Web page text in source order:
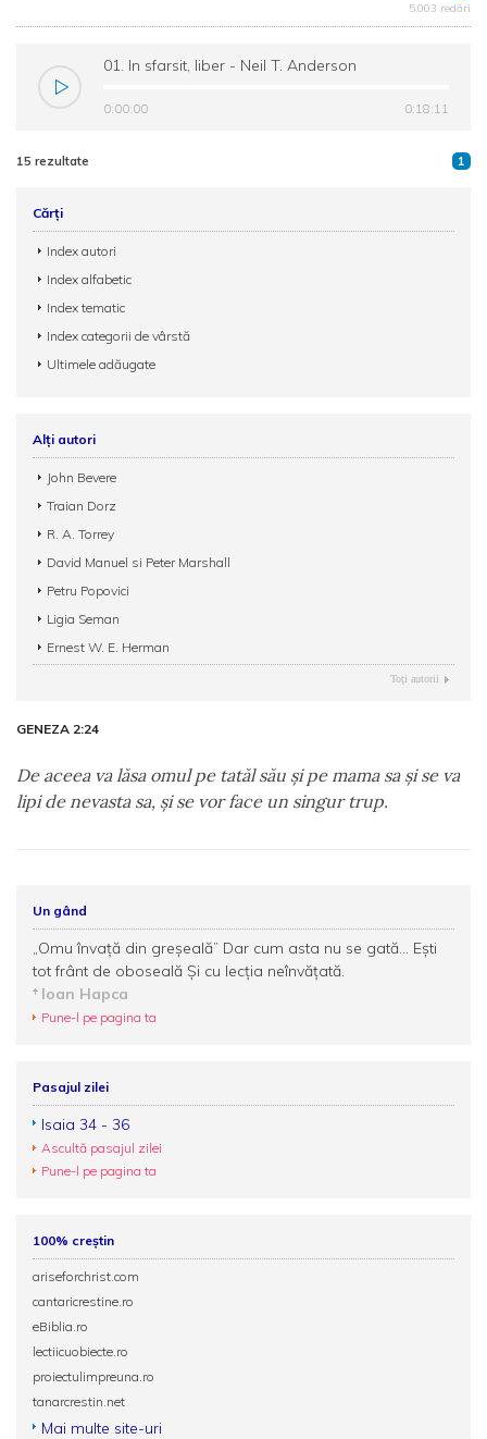
5.003 redări
01. In sfarsit, liber - Neil T. Anderson
0:00:00 0:18:11
15 rezultate 1
Cărți
Index autori
Index alfabetic
Index tematic
Index categorii de vârstă
Ultimele adăugate
Alți autori
John Bevere
Traian Dorz
R. A. Torrey
David Manuel si Peter Marshall
Petru Popovici
Ligia Seman
Ernest W. E. Herman
Toţi autorii
GENEZA 2:24
De aceea va lăsa omul pe tatăl său şi pe mama sa şi se va
lipi de nevasta sa, şi se vor face un singur trup.
Un gând
„Omu învață din greșeală” Dar cum asta nu se gată... Ești
tot frânt de oboseală Și cu lecția neînvățată.
Ioan Hapca
Pune-l pe pagina ta
Pasajul zilei
Isaia 34 - 36
Ascultă pasajul zilei
Pune-l pe pagina ta
100% creștin
ariseforchrist.com
cantaricrestine.ro
eBiblia.ro
lectiicuobiecte.ro
proiectulimpreuna.ro
tanarcrestin.net
Mai multe site-uri